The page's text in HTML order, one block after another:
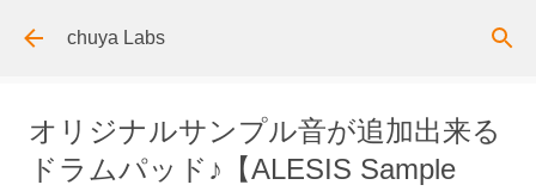
スキップしてメイン コンテンツに移動
chuya Labs
オリジナルサンプル音が追加出来る
ドラムパッド♪【ALESIS Sample